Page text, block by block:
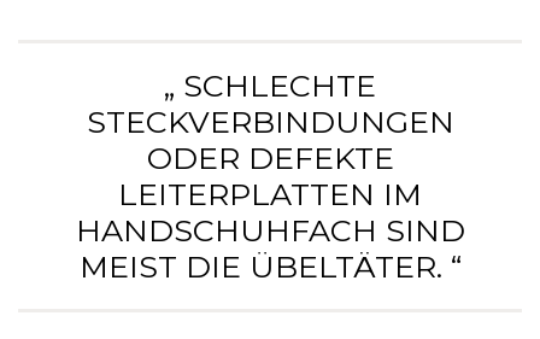
„ SCHLECHTE
STECKVERBINDUNGEN
ODER DEFEKTE
LEITERPLATTEN IM
HANDSCHUHFACH SIND
MEIST DIE ÜBELTÄTER. “